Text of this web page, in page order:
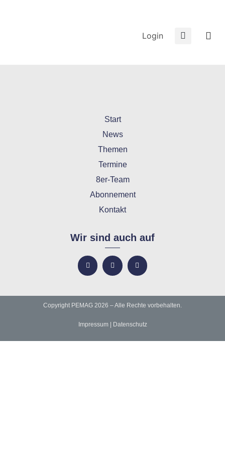
Login
Start
News
Themen
Termine
8er-Team
Abonnement
Kontakt
Wir sind auch auf
Copyright PEMAG 2026 – Alle Rechte vorbehalten.
Impressum| Datenschutz